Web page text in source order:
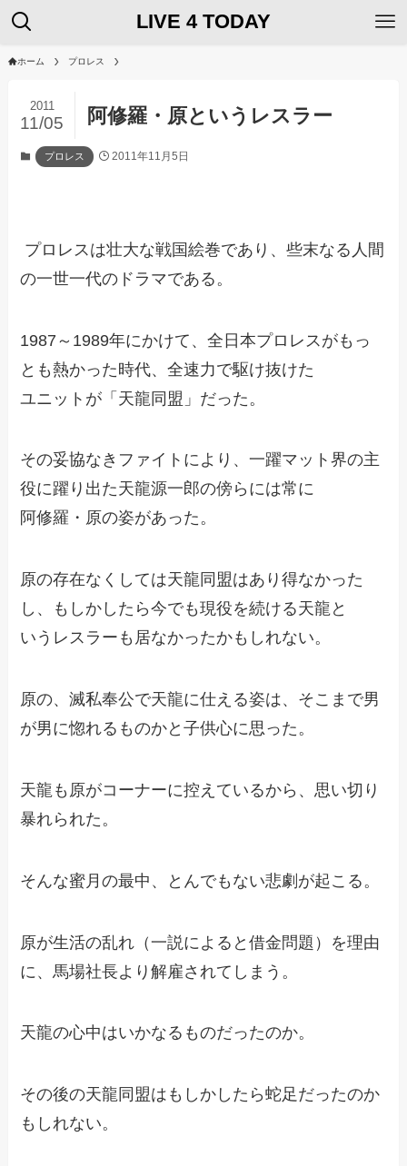
LIVE 4 TODAY
ホーム プロレス
阿修羅・原というレスラー
2011
11/05
プロレス 2011年11月5日
プロレスは壮大な戦国絵巻であり、些末なる人間
の一世一代のドラマである。
1987～1989年にかけて、全日本プロレスがもっ
とも熱かった時代、全速力で駆け抜けた
ユニットが「天龍同盟」だった。
その妥協なきファイトにより、一躍マット界の主
役に躍り出た天龍源一郎の傍らには常に
阿修羅・原の姿があった。
原の存在なくしては天龍同盟はあり得なかった
し、もしかしたら今でも現役を続ける天龍と
いうレスラーも居なかったかもしれない。
原の、滅私奉公で天龍に仕える姿は、そこまで男
が男に惚れるものかと子供心に思った。
天龍も原がコーナーに控えているから、思い切り
暴れられた。
そんな蜜月の最中、とんでもない悲劇が起こる。
原が生活の乱れ（一説によると借金問題）を理由
に、馬場社長より解雇されてしまう。
天龍の心中はいかなるものだったのか。
その後の天龍同盟はもしかしたら蛇足だったのか
もしれない。